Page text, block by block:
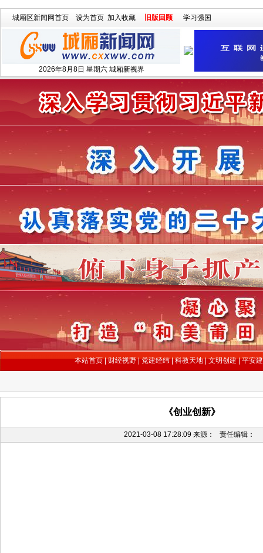
城厢区新闻网首页 设为首页 加入收藏 旧版回顾 学习强国
2026年8月8日 星期六 城厢新视界
本站首页|财经视野|党建经纬|科教天地|文明创建|平安
《创业创新》
2021-03-08 17:28:09 来源： 责任编辑：